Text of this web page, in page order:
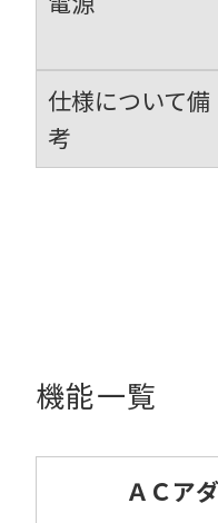
仕様について備
考
機能一覧
ＡＣア